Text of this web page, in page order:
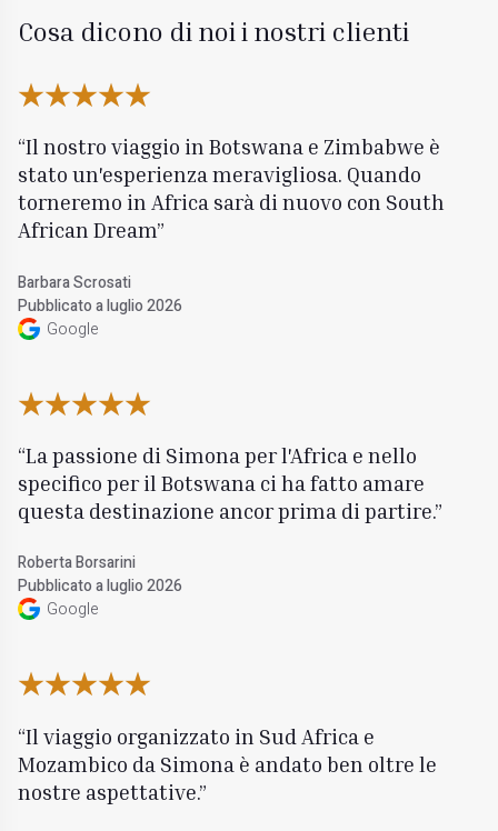
Cosa dicono di noi i nostri clienti
Il nostro viaggio in Botswana e Zimbabwe è
stato un'esperienza meravigliosa. Quando
torneremo in Africa sarà di nuovo con South
African Dream
Barbara Scrosati
Pubblicato a luglio 2026
Google
La passione di Simona per l'Africa e nello
specifico per il Botswana ci ha fatto amare
questa destinazione ancor prima di partire.
Roberta Borsarini
Pubblicato a luglio 2026
Google
Il viaggio organizzato in Sud Africa e
Mozambico da Simona è andato ben oltre le
nostre aspettative.